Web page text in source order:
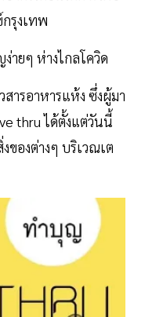
รุงเทพ
ายๆ ห่างไกลโควิด
ารอาหารแห้ง ซึ่งผู้มา
thru ได้ตั้งแต่วันนี้
องต่างๆ บริเวณเต